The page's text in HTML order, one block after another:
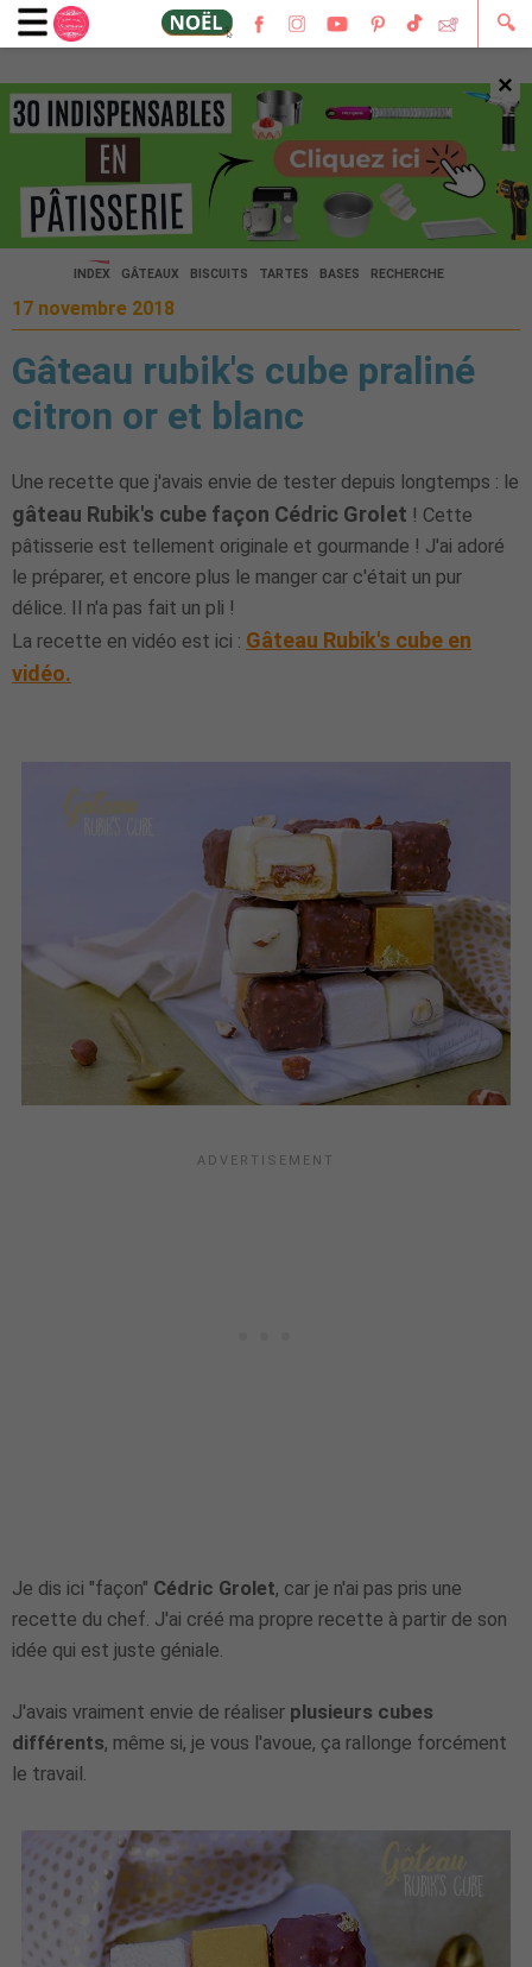
🔍
×
🔍
INDEX GÂTEAUX BISCUITS TARTES BASES RECHERCHE
17 novembre 2018
Gâteau rubik's cube praliné
citron or et blanc
Une recette que j'avais envie de tester depuis longtemps : le
gâteau Rubik's cube façon Cédric Grolet ! Cette
pâtisserie est tellement originale et gourmande ! J'ai adoré
le préparer, et encore plus le manger car c'était un pur
délice. Il n'a pas fait un pli !
La recette en vidéo est ici : Gâteau Rubik's cube en
vidéo.
Je dis ici "façon" Cédric Grolet, car je n'ai pas pris une
recette du chef. J'ai créé ma propre recette à partir de son
idée qui est juste géniale.
J'avais vraiment envie de réaliser plusieurs cubes
différents, même si, je vous l'avoue, ça rallonge forcément
le travail.